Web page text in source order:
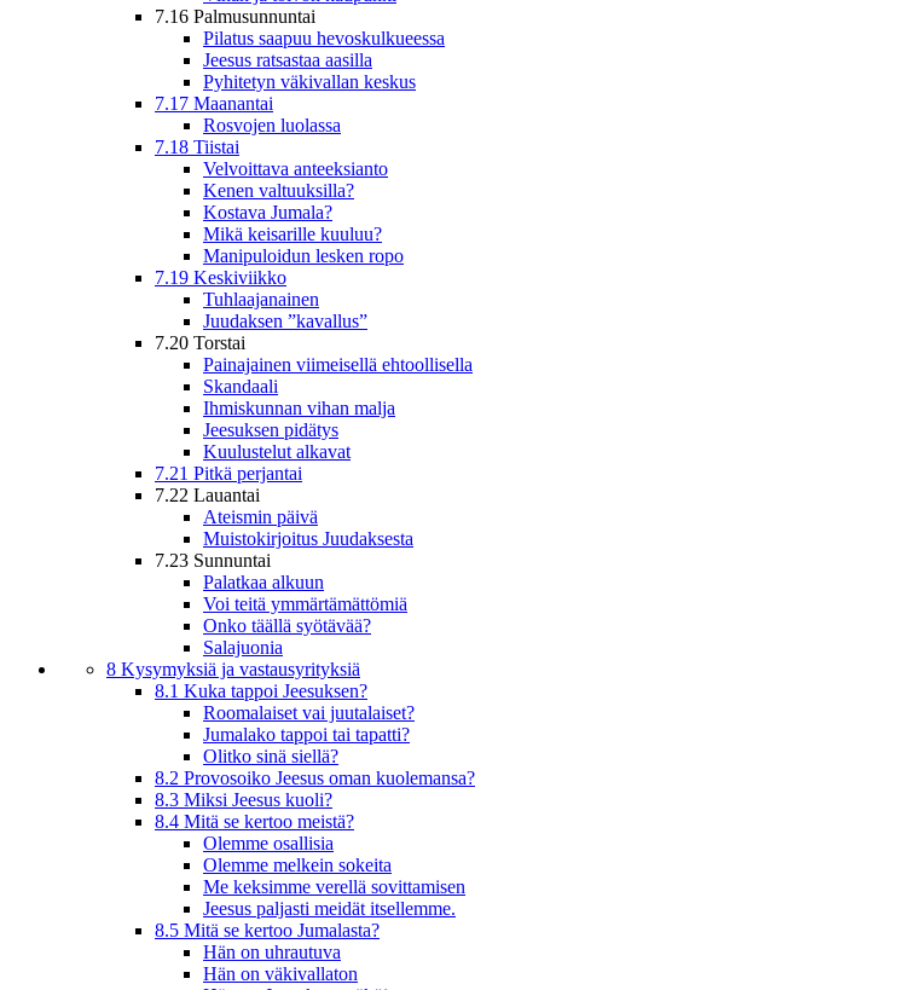
7.16 Palmusunnuntai
Pilatus saapuu hevoskulkueessa
Jeesus ratsastaa aasilla
Pyhitetyn väkivallan keskus
7.17 Maanantai
Rosvojen luolassa
7.18 Tiistai
Velvoittava anteeksianto
Kenen valtuuksilla?
Kostava Jumala?
Mikä keisarille kuuluu?
Manipuloidun lesken ropo
7.19 Keskiviikko
Tuhlaajanainen
Juudaksen ”kavallus”
7.20 Torstai
Painajainen viimeisellä ehtoollisella
Skandaali
Ihmiskunnan vihan malja
Jeesuksen pidätys
Kuulustelut alkavat
7.21 Pitkä perjantai
7.22 Lauantai
Ateismin päivä
Muistokirjoitus Juudaksesta
7.23 Sunnuntai
Palatkaa alkuun
Voi teitä ymmärtämättömiä
Onko täällä syötävää?
Salajuonia
8 Kysymyksiä ja vastausyrityksiä
8.1 Kuka tappoi Jeesuksen?
Roomalaiset vai juutalaiset?
Jumalako tappoi tai tapatti?
Olitko sinä siellä?
8.2 Provosoiko Jeesus oman kuolemansa?
8.3 Miksi Jeesus kuoli?
8.4 Mitä se kertoo meistä?
Olemme osallisia
Olemme melkein sokeita
Me keksimme verellä sovittamisen
Jeesus paljasti meidät itsellemme.
8.5 Mitä se kertoo Jumalasta?
Hän on uhrautuva
Hän on väkivallaton